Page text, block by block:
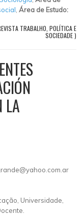
Área de Estudo:
TRABALHO, POLÍTICA E
SOCIEDADE )
LA
Universidade,